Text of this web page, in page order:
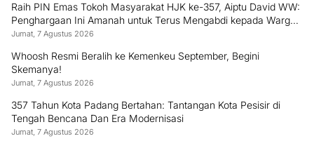
Raih PIN Emas Tokoh Masyarakat HJK ke-357, Aiptu David WW:
Penghargaan Ini Amanah untuk Terus Mengabdi kepada Warga
Padang
Jumat, 7 Agustus 2026
Whoosh Resmi Beralih ke Kemenkeu September, Begini
Skemanya!
Jumat, 7 Agustus 2026
357 Tahun Kota Padang Bertahan: Tantangan Kota Pesisir di
Tengah Bencana Dan Era Modernisasi
Jumat, 7 Agustus 2026